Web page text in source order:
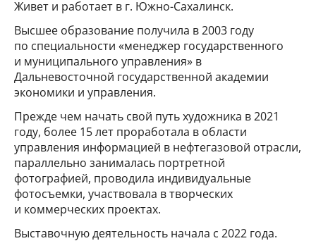
Живет и работает в г. Южно-Сахалинск.
Высшее образование получила в 2003 году
по специальности «менеджер государственного
и муниципального управления» в
Дальневосточной государственной академии
экономики и управления.
Прежде чем начать свой путь художника в 2021
году, более 15 лет проработала в области
управления информацией в нефтегазовой отрасли,
параллельно занималась портретной
фотографией, проводила индивидуальные
фотосъемки, участвовала в творческих
и коммерческих проектах.
Выставочную деятельность начала с 2022 года.